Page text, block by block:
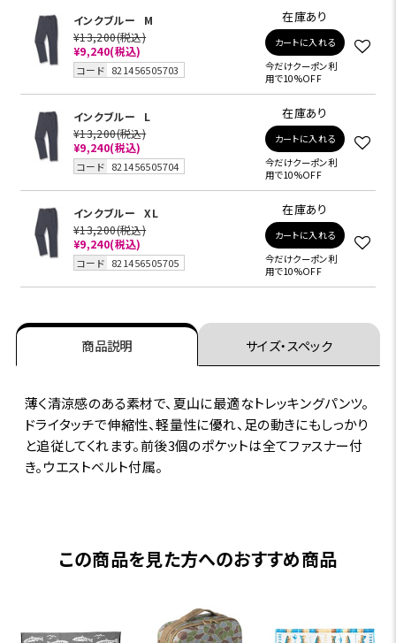
インクブルー
M
¥13,200(税込)
¥9,240(税込)
コード 821456505703
在庫あり
カートに入れる
今だけクーポン利
用で10%OFF
インクブルー
L
¥13,200(税込)
¥9,240(税込)
コード 821456505704
在庫あり
カートに入れる
今だけクーポン利
用で10%OFF
インクブルー
XL
¥13,200(税込)
¥9,240(税込)
コード 821456505705
在庫あり
カートに入れる
今だけクーポン利
用で10%OFF
商品説明 サイズ・スペック
薄く清涼感のある素材で、夏山に最適なトレッキングパンツ。
ドライタッチで伸縮性、軽量性に優れ、足の動きにもしっかり
と追従してくれます。前後3個のポケットは全てファスナー付
き。ウエストベルト付属。
この商品を見た方へのおすすめ商品